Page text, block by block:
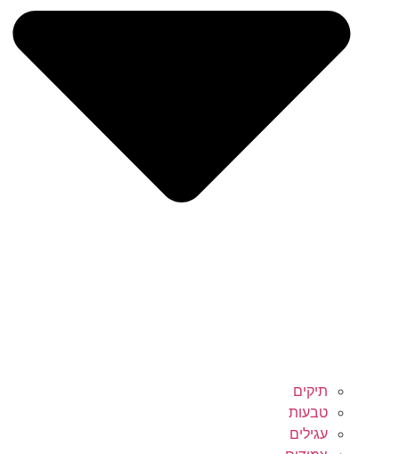
תיקים
טבעות
עגילים